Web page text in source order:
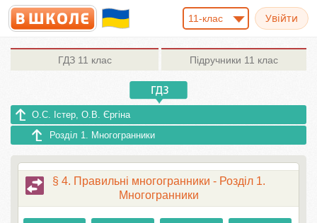
11-клас
ГДЗ11 клас Підручники 11 клас
О.С. Істер, О.В. Єргіна
Розділ 1. Многогранники
§ 4. Правильні многогранники - Розділ 1.
Многогранники